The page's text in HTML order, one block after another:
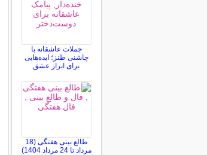
جملات عاشقانه با
چاشنی طنز؛ ایده‌هایی
برای ابراز عشق
طالع بینی هفتگی (18
مرداد تا 24 مرداد 1404)